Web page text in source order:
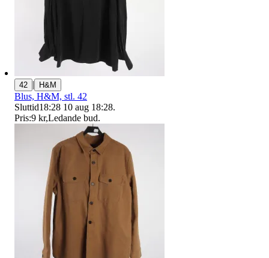
42 | H&M
Blus, H&M, stl. 42
Sluttid18:28 10 aug 18:28.
Pris:9 kr,Ledande bud.